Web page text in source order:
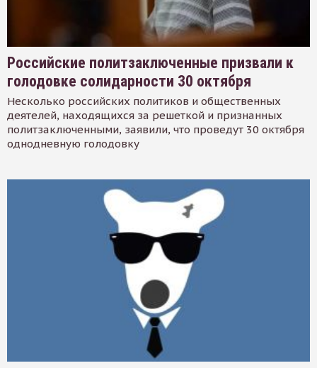
Российские политзаключенные призвали к
голодовке солидарности 30 октября
Несколько российских политиков и общественных
деятелей, находящихся за решеткой и признанных
политзаключенными, заявили, что проведут 30 октября
однодневную голодовку